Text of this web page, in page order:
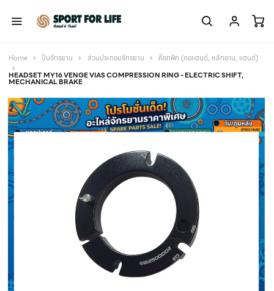
Home ปั่นจักรยาน ส่วนประกอบจักรยาน
ค๊อกพิท (คอแฮนด์, หลักอาน, แฮนด์)
HEADSET MY16 VENGE VIAS COMPRESSION RING - ELECTRIC SHIFT,
MECHANICAL BRAKE